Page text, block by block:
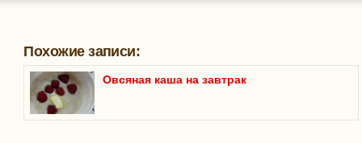
Похожие записи:
Овсяная каша на завтрак